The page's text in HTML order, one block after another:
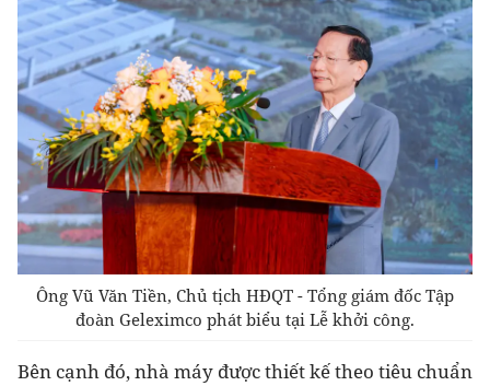
Ông Vũ Văn Tiền, Chủ tịch HĐQT - Tổng giám đốc Tập
đoàn Geleximco phát biểu tại Lễ khởi công.
Bên cạnh đó, nhà máy được thiết kế theo tiêu chuẩn